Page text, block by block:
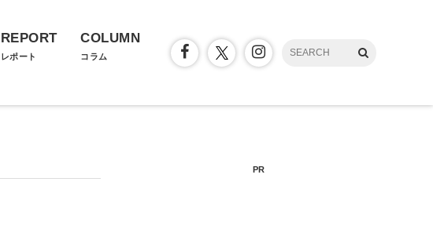
REPORT
レポート
COLUMN
コラム
PR